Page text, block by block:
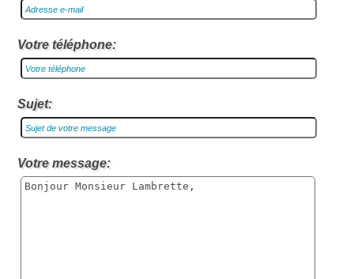
Votre téléphone:
Sujet:
Votre message: